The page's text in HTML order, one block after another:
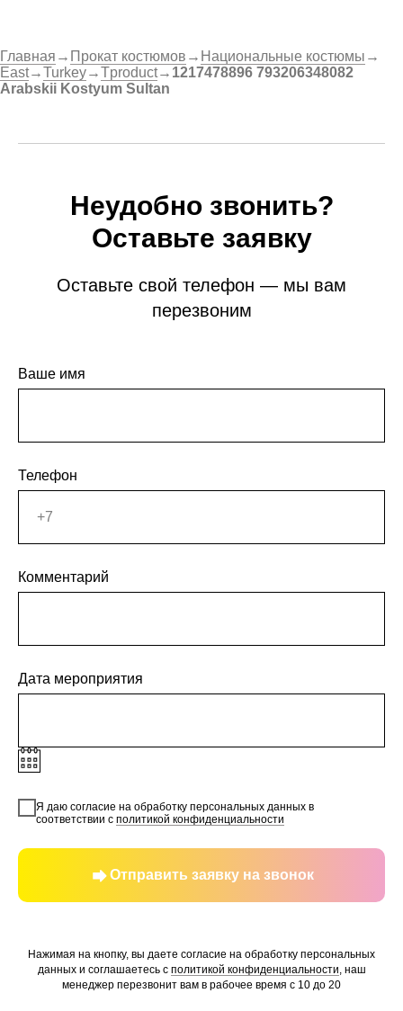
Главная → Прокат костюмов → Национальные костюмы →
East→Turkey→Tproduct→ 1217478896 793206348082
Arabskii Kostyum Sultan
Неудобно звонить?
Оставьте заявку
Оставьте свой телефон — мы вам
перезвоним
Ваше имя
Телефон
Комментарий
Дата мероприятия
Я даю согласие на обработку персональных данных в
соответствии с политикой конфиденциальности
Отправить заявку на звонок
Нажимая на кнопку, вы даете согласие на обработку персональных
данных и соглашаетесь c политикой конфиденциальности, наш
менеджер перезвонит вам в рабочее время с 10 до 20